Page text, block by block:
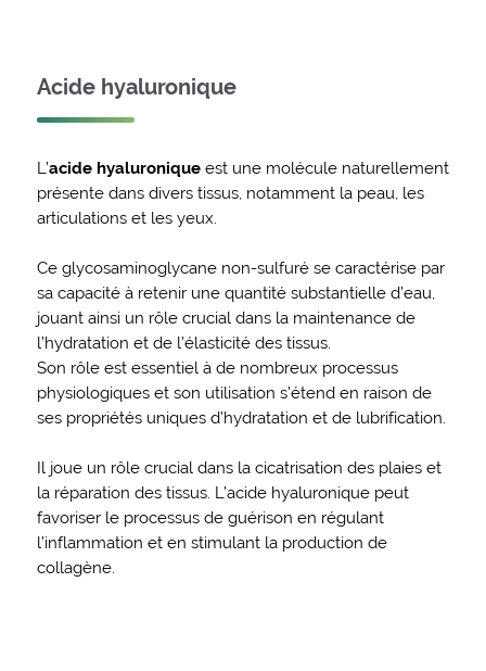
Acide hyaluronique
L’acide hyaluroniqueest une molécule naturellement
présente dans divers tissus, notamment la peau, les
articulations et les yeux.
Ce glycosaminoglycane non-sulfuré se caractérise par
sa capacité à retenir une quantité substantielle d’eau,
jouant ainsi un rôle crucial dans la maintenance de
l’hydratation et de l’élasticité des tissus.
Son rôle est essentiel à de nombreux processus
physiologiques et son utilisation s’étend en raison de
ses propriétés uniques d’hydratation et de lubrification.
Il joue un rôle crucial dans la cicatrisation des plaies et
la réparation des tissus. L’acide hyaluronique peut
favoriser le processus de guérison en régulant
l’inflammation et en stimulant la production de
collagène.